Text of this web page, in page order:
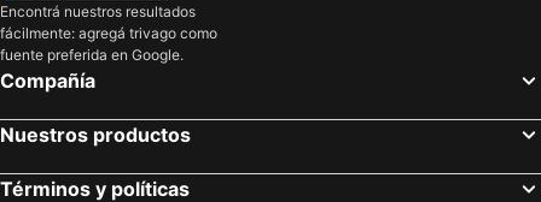
Encontrá nuestros resultados
fácilmente: agregá trivago como
fuente preferida en Google.
Compañía
Nuestros productos
Términos y políticas